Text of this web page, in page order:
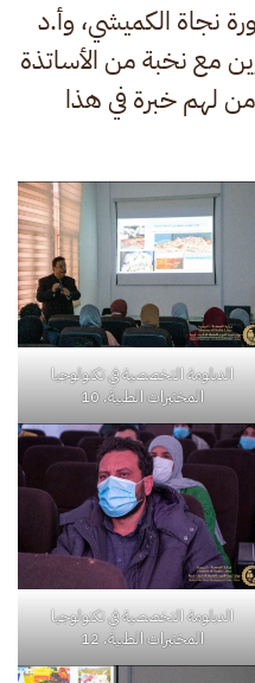
نجاة الكميشي، وأ.د
مع نخبة من الأساتذة
لهم خبرة في هذا
الدبلومة التخصصية في تكنولوجيا
المختبرات الطبية. 10
الدبلومة التخصصية في تكنولوجيا
المختبرات الطبية. 12